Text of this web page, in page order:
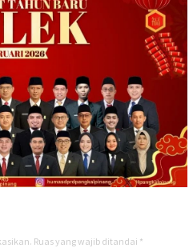
Ruas yang wajib ditandai *